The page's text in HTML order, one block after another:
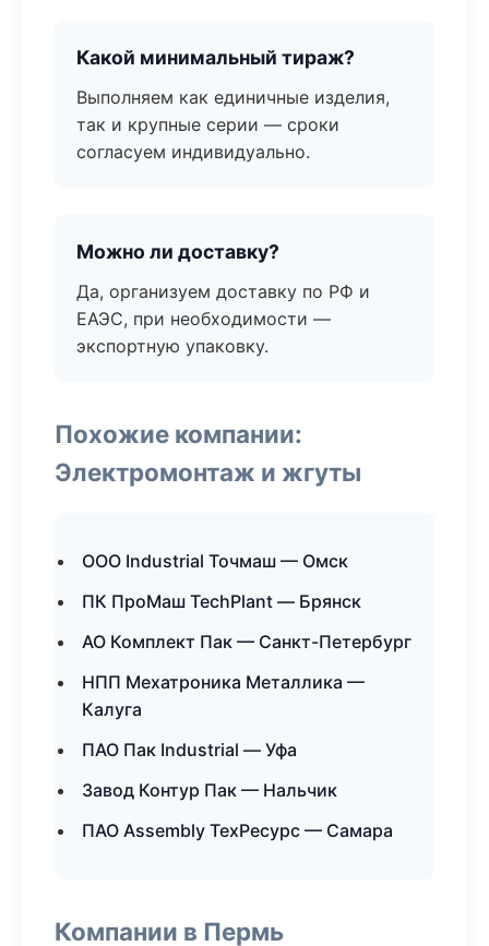
Какой минимальный тираж?
Выполняем как единичные изделия,
так и крупные серии — сроки
согласуем индивидуально.
Можно ли доставку?
Да, организуем доставку по РФ и
ЕАЭС, при необходимости —
экспортную упаковку.
Похожие компании:
Электромонтаж и жгуты
ООО Industrial Точмаш — Омск
ПК ПроМаш TechPlant — Брянск
АО Комплект Пак — Санкт-Петербург
НПП Мехатроника Металлика —
Калуга
ПАО Пак Industrial — Уфа
Завод Контур Пак — Нальчик
ПАО Assembly ТехРесурс — Самара
Компании в Пермь